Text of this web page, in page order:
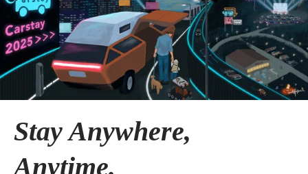
Stay Anywhere,
Anytime.